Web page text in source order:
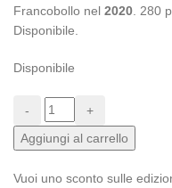
Francobollo nel 2020. 280
Disponibile.
Disponibile
Aggiungi al carrello
Vuoi uno sconto sulle